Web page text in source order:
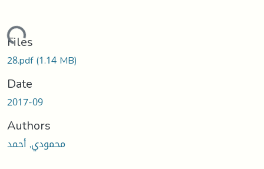
Files
28.pdf(1.14 MB)
Date
2017-09
Authors
محمودي, أحمد